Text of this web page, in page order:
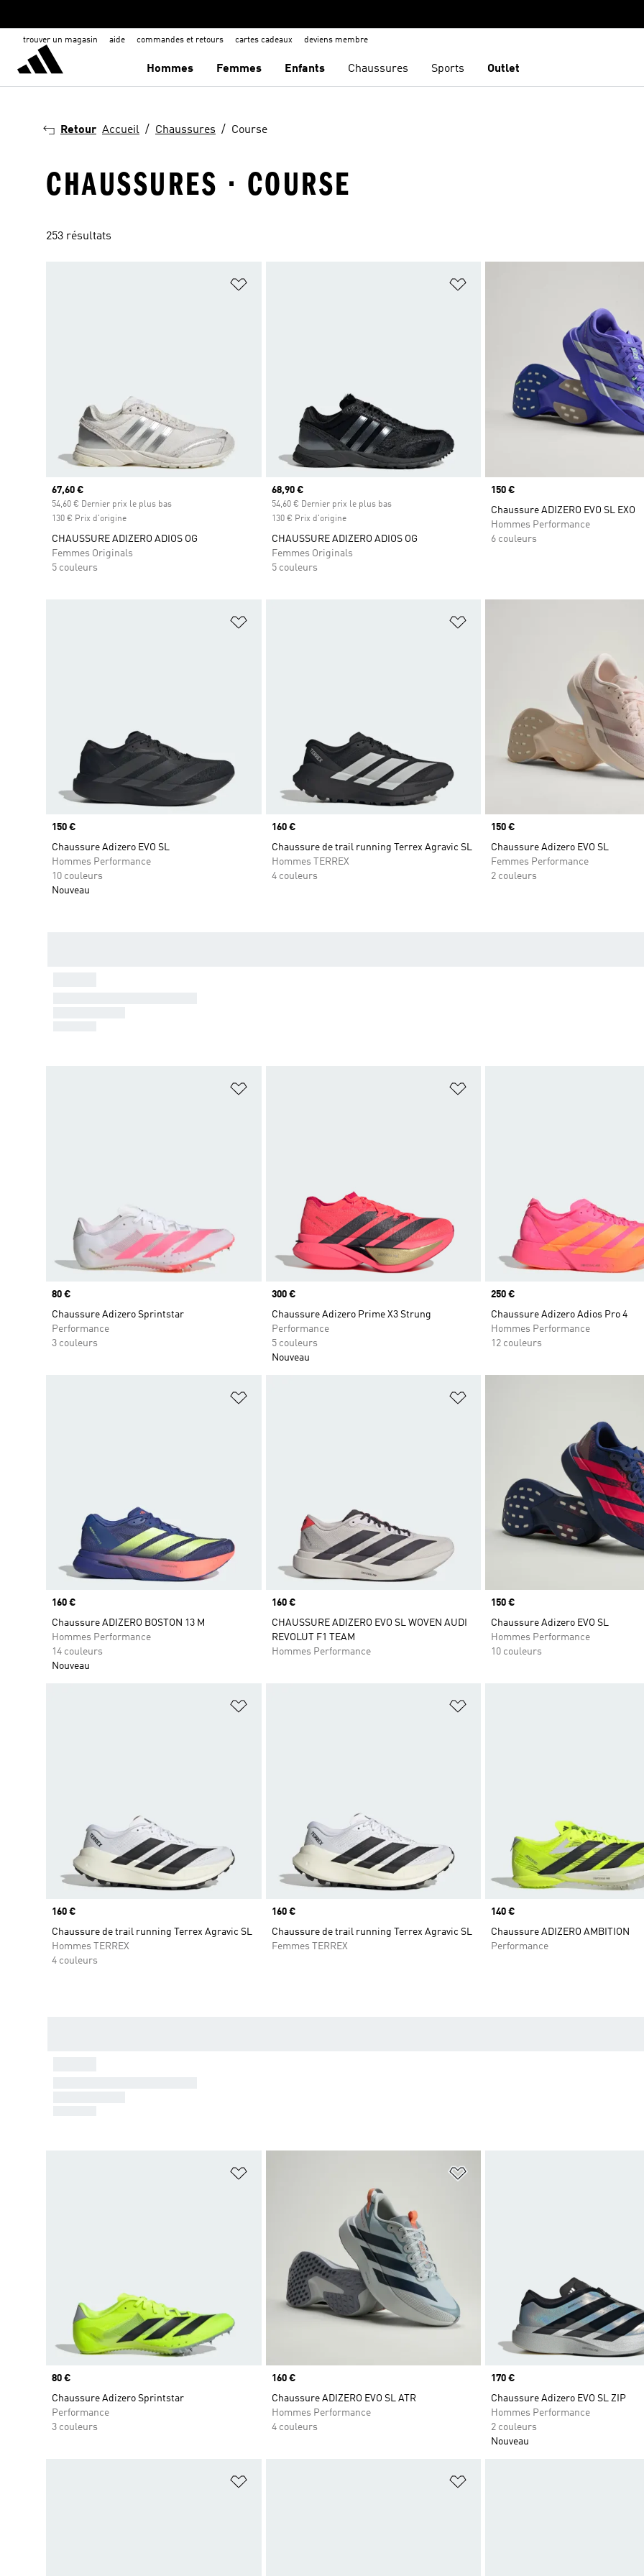
trouver un magasin aide commandes et retours cartes cadeaux deviens membre
Hommes Femmes Enfants Chaussures Sports Outlet
Retour Accueil Chaussures Course
CHAUSSURES · COURSE
253 résultats
Prix actuel
67,60 €
54,60 € Dernier prix le plus bas
130 € Prix d'origine
CHAUSSURE ADIZERO ADIOS OG
Femmes Originals
5 couleurs
Prix actuel
68,90 €
54,60 € Dernier prix le plus bas
130 € Prix d'origine
CHAUSSURE ADIZERO ADIOS OG
Femmes Originals
5 couleurs
Prix
150 €
Chaussure ADIZERO EVO SL EXO
Hommes Performance
6 couleurs
Prix
150 €
Chaussure Adizero EVO SL
Hommes Performance
10 couleurs
Nouveau
Prix
160 €
Chaussure de trail running Terrex Agravic SL
Hommes TERREX
4 couleurs
Prix
150 €
Chaussure Adizero EVO SL
Femmes Performance
2 couleurs
Prix
80 €
Chaussure Adizero Sprintstar
Performance
3 couleurs
Prix
300 €
Chaussure Adizero Prime X3 Strung
Performance
5 couleurs
Nouveau
Prix
250 €
Chaussure Adizero Adios Pro 4
Hommes Performance
12 couleurs
Prix
160 €
Chaussure ADIZERO BOSTON 13 M
Hommes Performance
14 couleurs
Nouveau
Prix
160 €
CHAUSSURE ADIZERO EVO SL WOVEN AUDI
REVOLUT F1 TEAM
Hommes Performance
Prix
150 €
Chaussure Adizero EVO SL
Hommes Performance
10 couleurs
Prix
160 €
Chaussure de trail running Terrex Agravic SL
Hommes TERREX
4 couleurs
Prix
160 €
Chaussure de trail running Terrex Agravic SL
Femmes TERREX
Prix
140 €
Chaussure ADIZERO AMBITION
Performance
Prix
80 €
Chaussure Adizero Sprintstar
Performance
3 couleurs
Prix
160 €
Chaussure ADIZERO EVO SL ATR
Hommes Performance
4 couleurs
Prix
170 €
Chaussure Adizero EVO SL ZIP
Hommes Performance
2 couleurs
Nouveau